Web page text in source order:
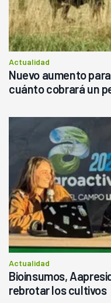
Actualidad
Nuevo aumento
cuánto cobrará un
Actualidad
Bioinsumos,
rebrotar los cultivos